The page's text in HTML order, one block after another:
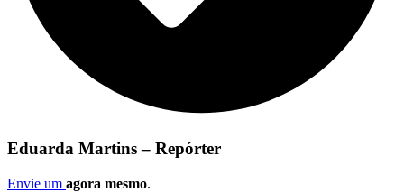
Eduarda Martins – Repórter
Envie um agora mesmo.